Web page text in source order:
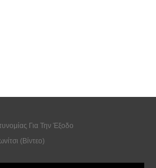
Για Την Έξοδο
(Βίντεο)